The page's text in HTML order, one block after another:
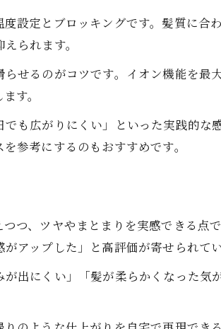
敗しないイオンヘアアイロンの選び方
ンヘアアイロンの購入ポイント解説
設定とブロッキングです。髪質に合
られます。
せるのがコツです。イオン機能を最
す。
も広がりにくい」といった実践的
参考にするのもおすすめです。
つ、ツヤやまとまりを実感できる点
アップした」と高評価が寄せられて
出にくい」「髪が柔らかくなった
ご予約はこちら
ご予約はこちら